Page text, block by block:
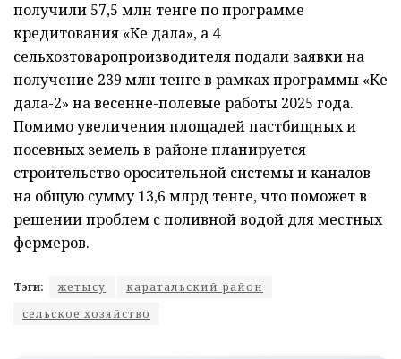
получили 57,5 млн тенге по программе
кредитования «Кең дала», а 4
сельхозтоваропроизводителя подали заявки на
получение 239 млн тенге в рамках программы «Кең
дала-2» на весенне-полевые работы 2025 года.
Помимо увеличения площадей пастбищных и
посевных земель в районе планируется
строительство оросительной системы и каналов
на общую сумму 13,6 млрд тенге, что поможет в
решении проблем с поливной водой для местных
фермеров.
Тэги: жетысу
каратальский район
сельское хозяйство